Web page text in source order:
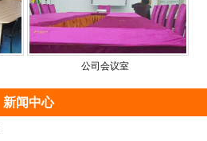
公司会议室
新闻中心